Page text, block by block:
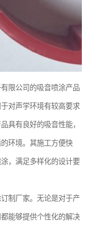
限公司的吸音喷涂产品
对声学环境有较高要求
具有良好的吸音性能，
环境。其施工方便快
，满足多样化的设计要
制厂家。无论是对于产
能够提供个性化的解决